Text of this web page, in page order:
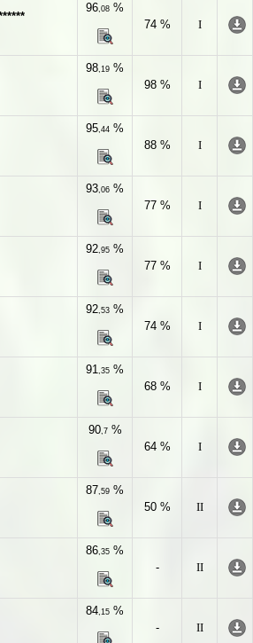
96,08 %
74 %
I
98,19 %
98 %
I
95,44 %
88 %
I
93,06 %
77 %
I
92,95 %
77 %
I
92,53 %
74 %
I
91,35 %
68 %
I
90,7%
64 %
I
87,59 %
50 %
II
86,35 %
-
II
84,15 %
-
II